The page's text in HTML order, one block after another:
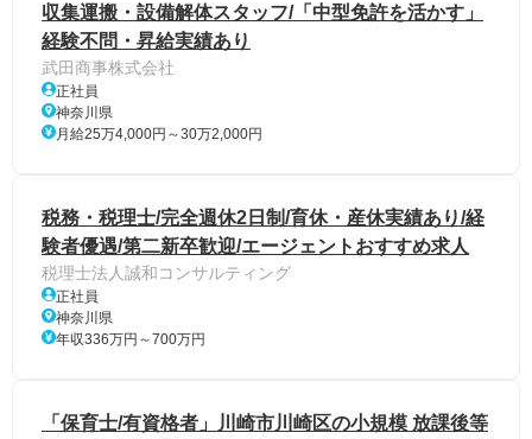
収集運搬・設備解体スタッフ/「中型免許を活かす」
経験不問・昇給実績あり
武田商事株式会社
正社員
神奈川県
月給25万4,000円～30万2,000円
税務・税理士/完全週休2日制/育休・産休実績あり/経
験者優遇/第二新卒歓迎/エージェントおすすめ求人
税理士法人誠和コンサルティング
正社員
神奈川県
年収336万円～700万円
「保育士/有資格者」川崎市川崎区の小規模 放課後等